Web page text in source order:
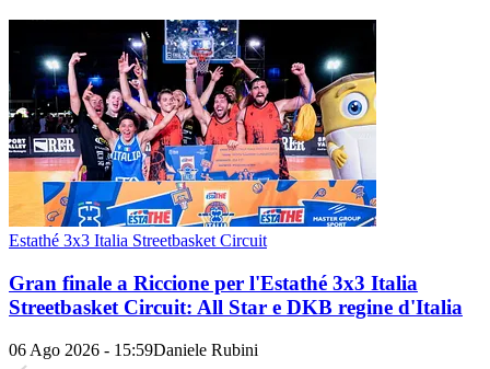
Estathé 3x3 Italia Streetbasket Circuit
Gran finale a Riccione per l'Estathé 3x3 Italia
Streetbasket Circuit: All Star e DKB regine d'Italia
06 Ago 2026 - 15:59Daniele Rubini